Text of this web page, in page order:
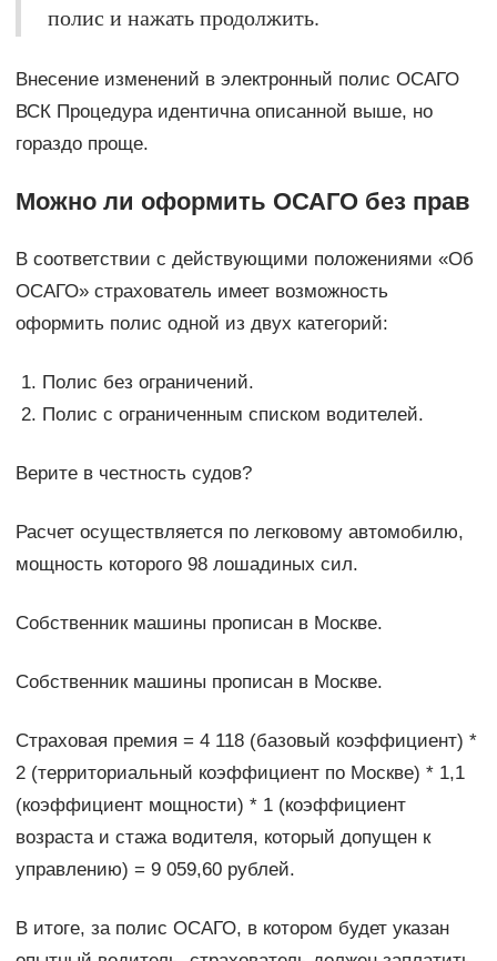
полис и нажать продолжить.
Внесение изменений в электронный полис ОСАГО
ВСК Процедура идентична описанной выше, но
гораздо проще.
Можно ли оформить ОСАГО без прав
В соответствии с действующими положениями «Об
ОСАГО» страхователь имеет возможность
оформить полис одной из двух категорий:
Полис без ограничений.
Полис с ограниченным списком водителей.
Верите в честность судов?
Расчет осуществляется по легковому автомобилю,
мощность которого 98 лошадиных сил.
Собственник машины прописан в Москве.
Собственник машины прописан в Москве.
Страховая премия = 4 118 (базовый коэффициент) *
2 (территориальный коэффициент по Москве) * 1,1
(коэффициент мощности) * 1 (коэффициент
возраста и стажа водителя, который допущен к
управлению) = 9 059,60 рублей.
В итоге, за полис ОСАГО, в котором будет указан